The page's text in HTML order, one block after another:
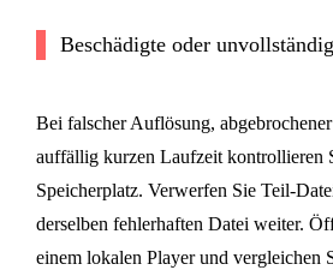
Beschädigte oder
Bei falscher Auflösung,
auffällig kurzen Laufzeit kontrollieren
Speicherplatz. Verwerfen Sie Teil-
derselben fehlerhaften Datei weiter.
einem lokalen Player und vergleichen